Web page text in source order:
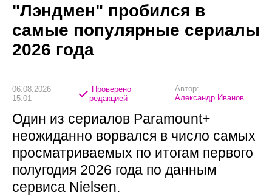
"Лэндмен" пробился в
самые популярные сериалы
2026 года
06.08.2026
15:01
Проверено
редакцией
Автор:
Александр Иванов
Один из сериалов Paramount+
неожиданно ворвался в число самых
просматриваемых по итогам первого
полугодия 2026 года по данным
сервиса Nielsen.